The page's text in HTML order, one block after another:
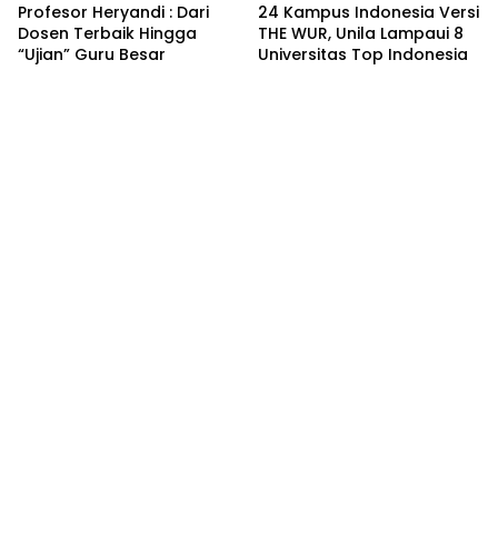
Profesor Heryandi : Dari
Dosen Terbaik Hingga
“Ujian” Guru Besar
24 Kampus Indonesia Versi
THE WUR, Unila Lampaui 8
Universitas Top Indonesia